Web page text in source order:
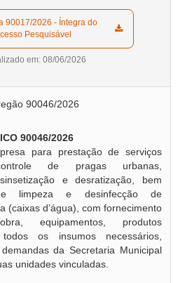
Pesquisável
em: 08/06/2026
90046/2026
90046/2026
para prestação de serviços
de pragas urbanas,
e desratização, bem
limpeza e desinfecção de
(caixas d’água), com fornecimento
equipamentos, produtos
os insumos necessários,
da Secretaria Municipal
unidades vinculadas.